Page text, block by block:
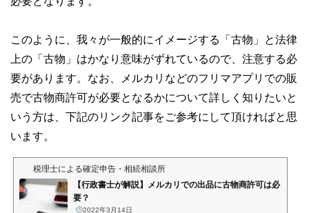
このように、我々が一般的にイメージする「古物」と法律
上の「古物」はかなり意味がずれているので、注意する必
要があります。なお、メルカリなどのフリマアプリでの販
売で古物商許可が必要となるかについて詳しく知りたいと
いう方は、下記のリンク記事をご参考にして頂ければと思
います。
税理士による確定申告・相続相談所
【行政書士が解説】メルカリでの出品に古物商許可は必
要？
2022年3月14日